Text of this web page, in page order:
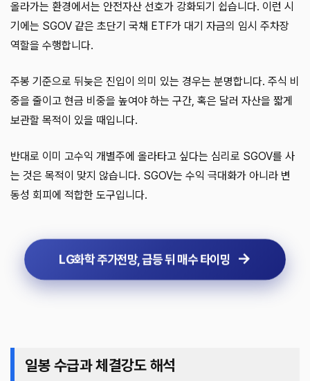
올라가는 환경에서는 안전자산 선호가 강화되기 쉽습니다. 이런 시
기에는 SGOV 같은 초단기 국채 ETF가 대기 자금의 임시 주차장
역할을 수행합니다.
주봉 기준으로 뒤늦은 진입이 의미 있는 경우는 분명합니다. 주식 비
중을 줄이고 현금 비중을 높여야 하는 구간, 혹은 달러 자산을 짧게
보관할 목적이 있을 때입니다.
반대로 이미 고수익 개별주에 올라타고 싶다는 심리로 SGOV를 사
는 것은 목적이 맞지 않습니다. SGOV는 수익 극대화가 아니라 변
동성 회피에 적합한 도구입니다.
LG화학 주가전망, 급등 뒤 매수 타이밍
일봉 수급과 체결강도 해석